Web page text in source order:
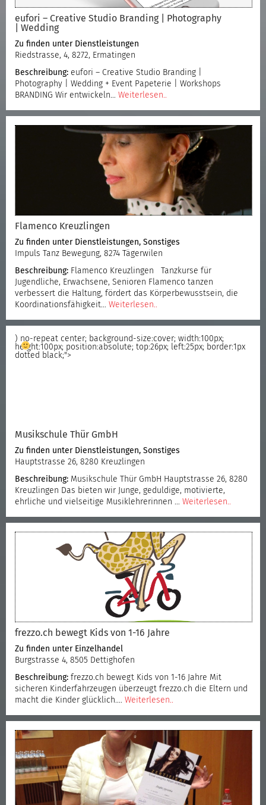
eufori – Creative Studio Branding | Photography
| Wedding
Zu finden unter Dienstleistungen
Riedstrasse, 4, 8272, Ermatingen
Beschreibung: eufori – Creative Studio Branding |
Photography | Wedding + Event Papeterie | Workshops
BRANDING Wir entwickeln… Weiterlesen..
Flamenco Kreuzlingen
Zu finden unter Dienstleistungen, Sonstiges
Impuls Tanz Bewegung, 8274 Tägerwilen
Beschreibung: Flamenco Kreuzlingen Tanzkurse für
Jugendliche, Erwachsene, Senioren Flamenco tanzen
verbessert die Haltung, fördert das Körperbewusstsein, die
Koordinationsfähigkeit… Weiterlesen..
) no-repeat center; background-size:cover; width:100px;
height:100px; position:absolute; top:26px; left:25px; border:1px
dotted black;">
Musikschule Thür GmbH
Zu finden unter Dienstleistungen, Sonstiges
Hauptstrasse 26, 8280 Kreuzlingen
Beschreibung: Musikschule Thür GmbH Hauptstrasse 26, 8280
Kreuzlingen Das bieten wir Junge, geduldige, motivierte,
ehrliche und vielseitige Musiklehrerinnen
Weiterlesen..
frezzo.ch bewegt Kids von 1-16 Jahre
Zu finden unter Einzelhandel
Burgstrasse 4, 8505 Dettighofen
Beschreibung: frezzo.ch bewegt Kids von 1-16 Jahre Mit
sicheren Kinderfahrzeugen überzeugt frezzo.ch die Eltern und
macht die Kinder glücklich.… Weiterlesen..